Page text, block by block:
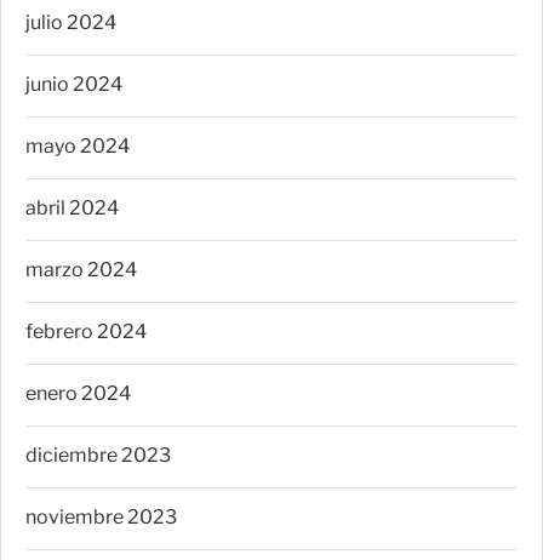
julio 2024
junio 2024
mayo 2024
abril 2024
marzo 2024
febrero 2024
enero 2024
diciembre 2023
noviembre 2023